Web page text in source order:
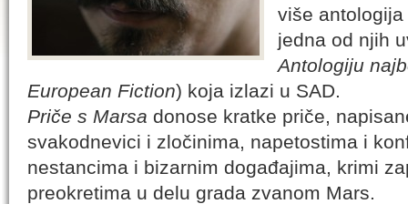
više
jedna od njih
Antologiju
European Fiction) koja izlazi u SAD.
Priče s Marsa donose kratke priče,
svakodnevici i zločinima, napetostima i
nestancima i bizarnim događajima, krimi
preokretima u delu grada zvanom Mars.